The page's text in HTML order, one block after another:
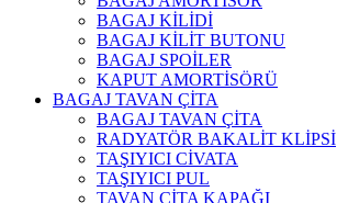
BAGAJ KİLİDİ
BAGAJ KİLİT BUTONU
BAGAJ SPOİLER
KAPUT AMORTİSÖRÜ
BAGAJ TAVAN ÇİTA
BAGAJ TAVAN ÇİTA
RADYATÖR BAKALİT KLİPSİ
TAŞIYICI CİVATA
TAŞIYICI PUL
TAVAN ÇİTA KAPAĞI